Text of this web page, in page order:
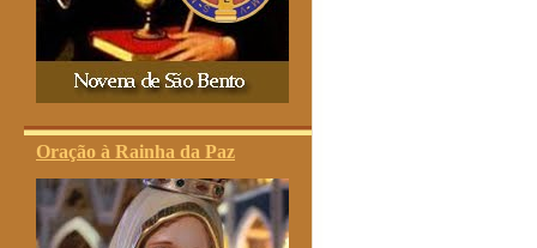
Oração à Rainha da Paz